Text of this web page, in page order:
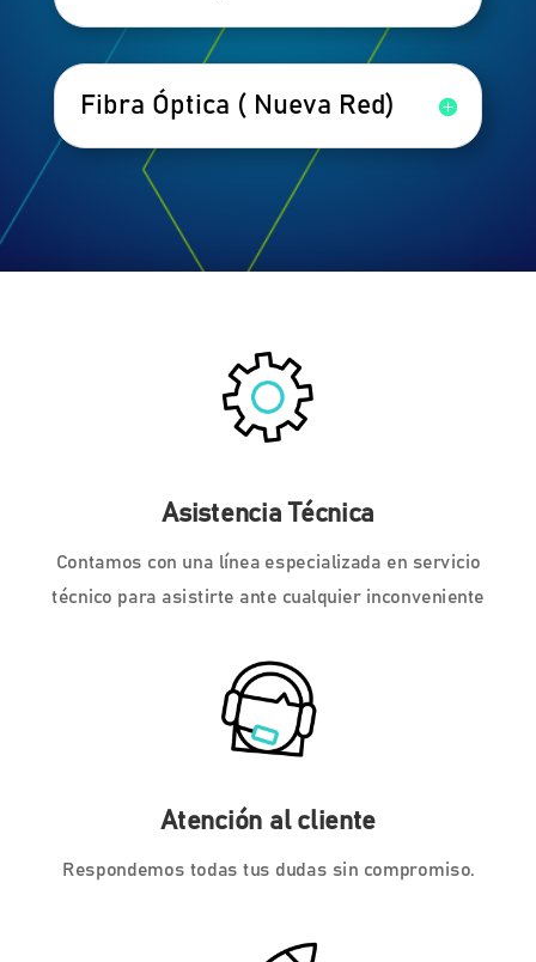
Fibra Óptica ( Nueva Red)
Asistencia Técnica
Contamos con una línea especializada en servicio
técnico para asistirte ante cualquier inconveniente
Atención al cliente
Respondemos todas tus dudas sin compromiso.